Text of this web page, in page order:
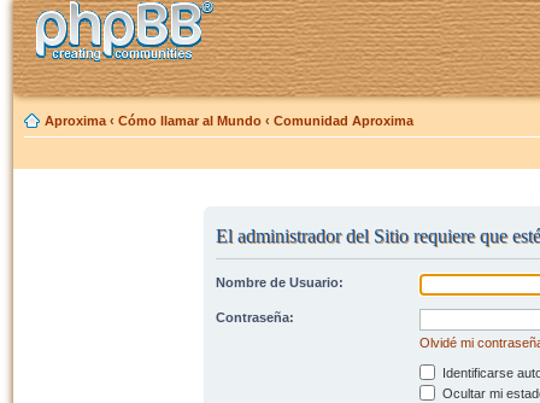
Aproxima ‹ Cómo llamar al Mundo ‹ Comunidad Aproxima
El administrador del Sitio requiere que
Nombre de Usuario:
Contraseña:
Olvidé mi
Identificarse
Ocultar mi